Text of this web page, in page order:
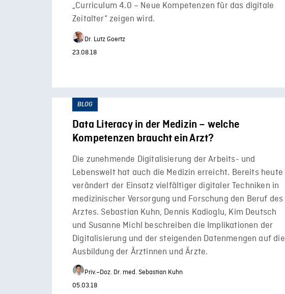
„Curriculum 4.0 – Neue Kompetenzen für das digitale
Zeitalter“ zeigen wird.
Dr. Lutz Goertz
23.08.18
BLOG
Data Literacy in der Medizin – welche
Kompetenzen braucht ein Arzt?
Die zunehmende Digitalisierung der Arbeits- und
Lebenswelt hat auch die Medizin erreicht. Bereits heute
verändert der Einsatz vielfältiger digitaler Techniken in
medizinischer Versorgung und Forschung den Beruf des
Arztes. Sebastian Kuhn, Dennis Kadioglu, Kim Deutsch
und Susanne Michl beschreiben die Implikationen der
Digitalisierung und der steigenden Datenmengen auf die
Ausbildung der Ärztinnen und Ärzte.
Priv.–Doz. Dr. med. Sebastian Kuhn
05.03.18